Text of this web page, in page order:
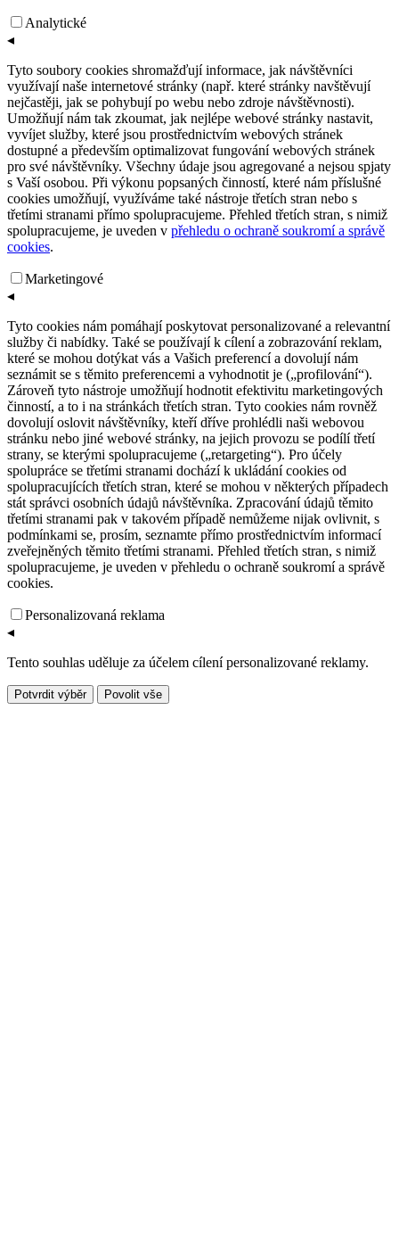
Analytické
◂
Tyto soubory cookies shromažďují informace, jak návštěvníci
využívají naše internetové stránky (např. které stránky navštěvují
nejčastěji, jak se pohybují po webu nebo zdroje návštěvnosti).
Umožňují nám tak zkoumat, jak nejlépe webové stránky nastavit,
vyvíjet služby, které jsou prostřednictvím webových stránek
dostupné a především optimalizovat fungování webových stránek
pro své návštěvníky. Všechny údaje jsou agregované a nejsou spjaty
s Vaší osobou. Při výkonu popsaných činností, které nám příslušné
cookies umožňují, využíváme také nástroje třetích stran nebo s
třetími stranami přímo spolupracujeme. Přehled třetích stran, s nimiž
spolupracujeme, je uveden v přehledu o ochraně soukromí a správě
cookies.
Marketingové
◂
Tyto cookies nám pomáhají poskytovat personalizované a relevantní
služby či nabídky. Také se používají k cílení a zobrazování reklam,
které se mohou dotýkat vás a Vašich preferencí a dovolují nám
seznámit se s těmito preferencemi a vyhodnotit je („profilování“).
Zároveň tyto nástroje umožňují hodnotit efektivitu marketingových
činností, a to i na stránkách třetích stran. Tyto cookies nám rovněž
dovolují oslovit návštěvníky, kteří dříve prohlédli naši webovou
stránku nebo jiné webové stránky, na jejich provozu se podílí třetí
strany, se kterými spolupracujeme („retargeting“). Pro účely
spolupráce se třetími stranami dochází k ukládání cookies od
spolupracujících třetích stran, které se mohou v některých případech
stát správci osobních údajů návštěvníka. Zpracování údajů těmito
třetími stranami pak v takovém případě nemůžeme nijak ovlivnit, s
podmínkami se, prosím, seznamte přímo prostřednictvím informací
zveřejněných těmito třetími stranami. Přehled třetích stran, s nimiž
spolupracujeme, je uveden v přehledu o ochraně soukromí a správě
cookies.
Personalizovaná reklama
◂
Tento souhlas uděluje za účelem cílení personalizované reklamy.
Potvrdit výběr Povolit vše